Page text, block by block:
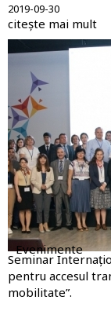
2019-09-30
citește mai mult
Evenimente
Seminar
pentru accesul
mobilitate”.